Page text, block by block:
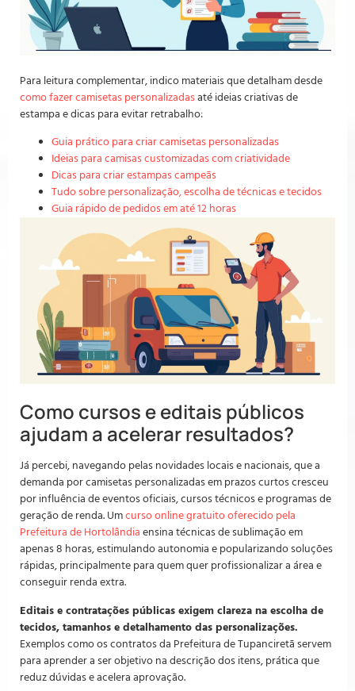
Para leitura complementar, indico materiais que detalham desde
como fazer camisetas personalizadasaté ideias criativas de
estampa e dicas para evitar retrabalho:
Guia prático para criar camisetas personalizadas
Ideias para camisas customizadas com criatividade
Dicas para criar estampas campeãs
Tudo sobre personalização, escolha de técnicas e tecidos
Guia rápido de pedidos em até 12 horas
Como cursos e editais públicos
ajudam a acelerar resultados?
Já percebi, navegando pelas novidades locais e nacionais, que a
demanda por camisetas personalizadas em prazos curtos cresceu
por influência de eventos oficiais, cursos técnicos e programas de
geração de renda. Umcurso online gratuito oferecido pela
Prefeitura de Hortolândia ensina técnicas de sublimação em
apenas 8 horas, estimulando autonomia e popularizando soluções
rápidas, principalmente para quem quer profissionalizar a área e
conseguir renda extra.
Editais e contratações públicas exigem clareza na escolha de
tecidos, tamanhos e detalhamento das personalizações.
Exemplos como os contratos da Prefeitura de Tupanciretã servem
para aprender a ser objetivo na descrição dos itens, prática que
reduz dúvidas e acelera aprovação.